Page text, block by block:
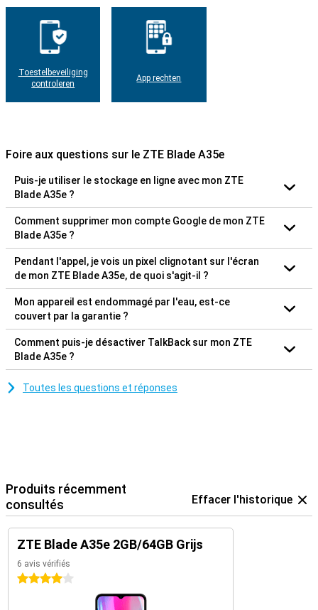
Toestelbeveiliging
controleren
App rechten
Foire aux questions sur le ZTE Blade A35e
Puis-je utiliser le stockage en ligne avec mon ZTE
Blade A35e ?
Comment supprimer mon compte Google de mon ZTE
Blade A35e ?
Pendant l'appel, je vois un pixel clignotant sur l'écran
de mon ZTE Blade A35e, de quoi s'agit-il ?
Mon appareil est endommagé par l'eau, est-ce
couvert par la garantie ?
Comment puis-je désactiver TalkBack sur mon ZTE
Blade A35e ?
Toutes les questions et réponses
Produits récemment
consultés
Effacer l'historique
ZTE Blade A35e 2GB/64GB Grijs
6 avis vérifiés
4 étoiles